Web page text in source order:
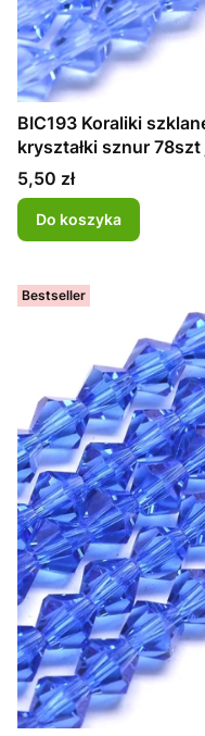
BIC193 Koraliki
kryształki sznur
Cena
5,50 zł
Do koszyka
Bestseller